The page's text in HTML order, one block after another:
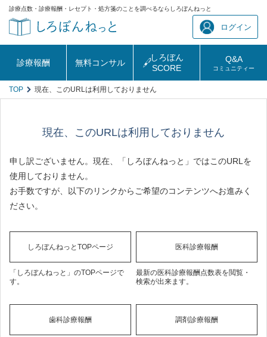
診療点数・診療報酬・レセプト・処方箋のことを調べるならしろぼんねっと
ログイン
診療報酬 無料コンサル
しろぼん
SCORE
Q&A
コミュニティー
TOP 現在、このURLは利用しておりません
現在、このURLは利用しておりません
申し訳ございません。現在、「しろぼんねっと」ではこのURLを
使用しておりません。
お手数ですが、以下のリンクからご希望のコンテンツへお進みく
ださい。
しろぼんねっとTOPページ
「しろぼんねっと」のTOPページで
す。
医科診療報酬
最新の医科診療報酬点数表を閲覧・
検索が出来ます。
歯科診療報酬 調剤診療報酬